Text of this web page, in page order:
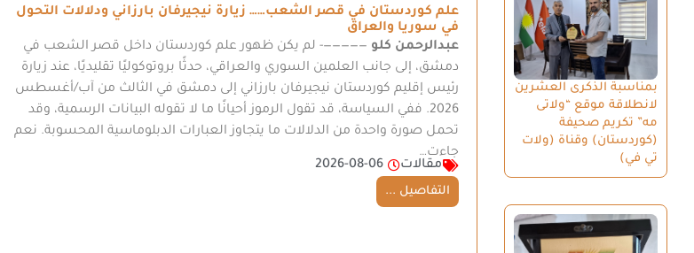
بمناسبة الذكرى العشرين
لانطلاقة موقع “ولاتى
مه” تكريم صحيفة
(كوردستان) وقناة (ولات
تي في)
علم كوردستان في قصر الشعب…… زيارة نيجيرفان بارزاني ودلالات التحول
في سوريا والعراق
عبدالرحمن كلو —————- لم يكن ظهور علم كوردستان داخل قصر الشعب في
دمشق، إلى جانب العلمين السوري والعراقي، حدثًا بروتوكوليًا تقليديًا، عند زيارة
رئيس إقليم كوردستان نيجيرفان بارزاني إلى دمشق في الثالث من آب/أغسطس
2026. ففي السياسة، قد تقول الرموز أحيانًا ما لا تقوله البيانات الرسمية، وقد
تحمل صورة واحدة من الدلالات ما يتجاوز العبارات الدبلوماسية المحسوبة. نعم
جاءت…
مقالات
2026-08-06
التفاصيل ...